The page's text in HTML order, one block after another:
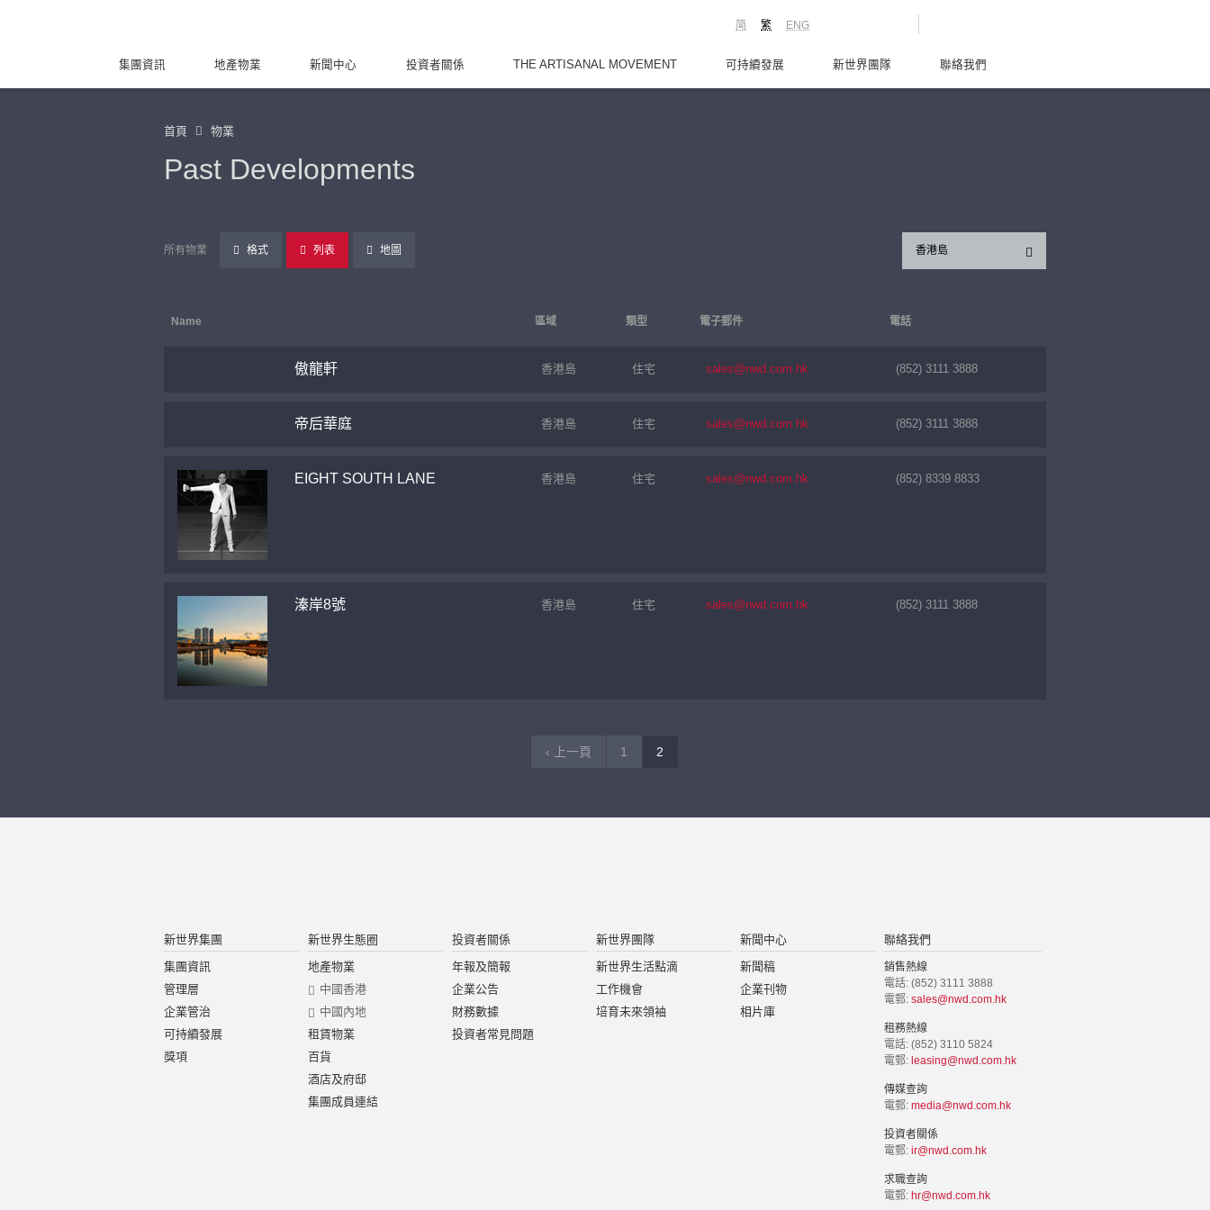
ENG
繁
简
集團資訊 地產物業 新聞中心 投資者關係 THE ARTISANAL MOVEMENT 可持續發展 新世界團隊 聯絡我們
首頁 物業
Past Developments
所有物業 格式 列表 地圖 香港島
Name 區域 類型 電子郵件 電話
傲龍軒 香港島 住宅 sales@nwd.com.hk (852) 3111 3888
帝后華庭 香港島 住宅 sales@nwd.com.hk (852) 3111 3888
EIGHT SOUTH LANE 香港島 住宅 sales@nwd.com.hk (852) 8339 8833
溱岸8號 香港島 住宅 sales@nwd.com.hk (852) 3111 3888
‹ 上一頁 1 2
新世界集團
集團資訊
管理層
企業管治
可持續發展
獎項
新世界生態圈
地產物業
中國香港
中國內地
租賃物業
百貨
酒店及府邸
集團成員連結
投資者關係
年報及簡報
企業公告
財務數據
投資者常見問題
新世界團隊
新世界生活點滴
工作機會
培育未來領袖
新聞中心
新聞稿
企業刊物
相片庫
聯絡我們
銷售熱線
電話: (852) 3111 3888
電郵: sales@nwd.com.hk
租務熱線
電話: (852) 3110 5824
電郵: leasing@nwd.com.hk
傳媒查詢
電郵: media@nwd.com.hk
投資者關係
電郵: ir@nwd.com.hk
求職查詢
電郵: hr@nwd.com.hk